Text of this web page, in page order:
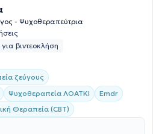
- Ψυχοθεραπεύτρια
βιντεοκλήση
ζεύγους
Ψυχοθεραπεία ΛΟΑΤΚΙ
Emdr
Θεραπεία (CBT)